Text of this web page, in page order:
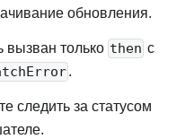
обновления.
только then с
.
следить за статусом